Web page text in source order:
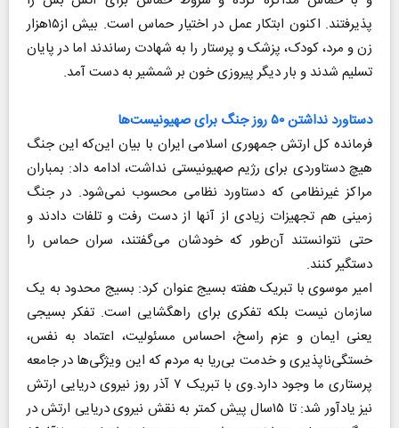
پذیرفتند. اکنون ابتکار عمل در اختیار حماس است. بیش از۱۵هزار
زن و مرد، کودک، پزشک و پرستار را به شهادت رساندند اما در پایان
تسلیم شدند و بار دیگر پیروزی خون بر شمشیر به دست آمد.
دستاورد نداشتن ۵۰ روز جنگ برای صهیونیست‌ها
فرمانده کل ارتش جمهوری اسلامی ایران با بیان این‌که این جنگ
هیچ دستاوردی برای رژیم صهیونیستی نداشت، ادامه داد: بمباران
مراکز غیرنظامی که دستاورد نظامی محسوب نمی‌شود. در جنگ
زمینی هم تجهیزات زیادی از آنها از دست رفت و تلفات دادند و
حتی نتوانستند آن‌طور که خودشان می‌گفتند، سران حماس را
دستگیر کنند.
امیر موسوی با تبریک هفته بسیج عنوان کرد: بسیج محدود به یک
سازمان نیست بلکه تفکری برای راهگشایی است. تفکر بسیجی
یعنی ایمان و عزم راسخ، احساس مسئولیت، اعتماد به نفس،
خستگی‌ناپذیری و خدمت بی‌ریا به مردم که این ویژگی‌ها در جامعه
پرستاری ما وجود دارد.وی با تبریک ۷ آذر روز نیروی دریایی ارتش
نیز یادآور شد: تا ۱۵سال پیش کمتر به نقش نیروی دریایی ارتش در